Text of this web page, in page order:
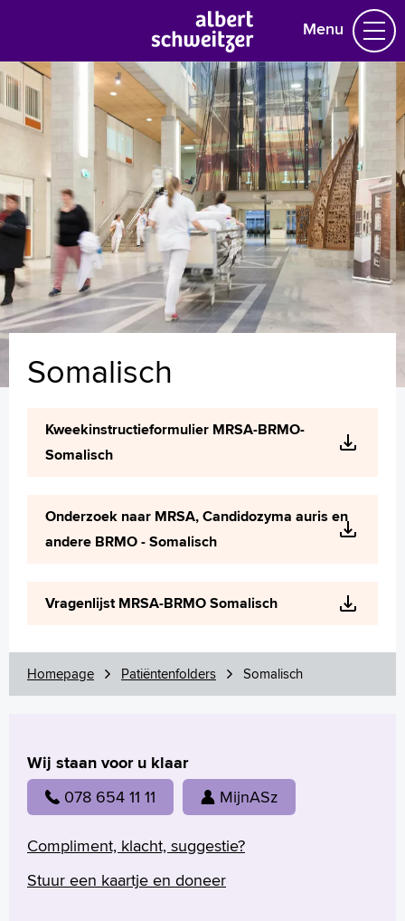
Menu
Homepage
Praktische informatie
Specialismen
Werken en leren
Medewerkers
Contact
MijnASz
Zoeken
Polski
Somalisch
Kweekinstructieformulier MRSA-BRMO-
Somalisch
Onderzoek naar MRSA, Candidozyma auris en
andere BRMO - Somalisch
Vragenlijst MRSA-BRMO Somalisch
Homepage Patiëntenfolders Somalisch
Wij staan voor u klaar
078 654 11 11 MijnASz
Compliment, klacht, suggestie?
Stuur een kaartje en doneer